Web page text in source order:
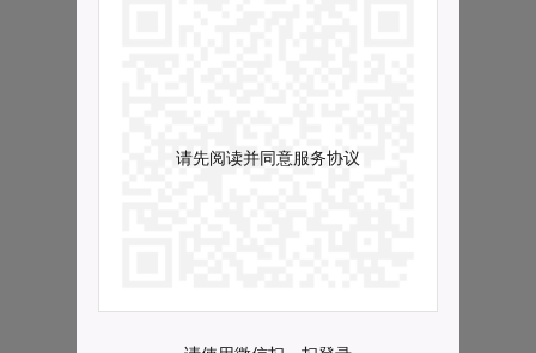
请先阅读并同意服务协议